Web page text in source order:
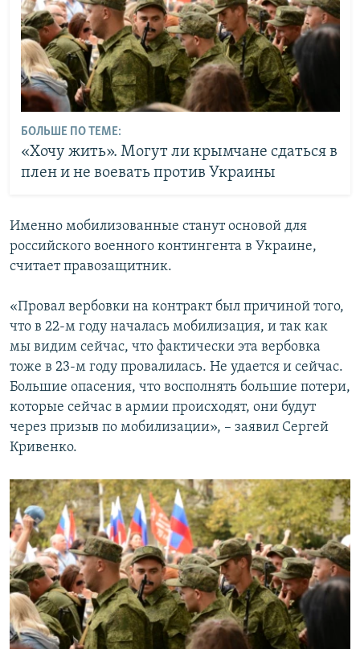
БОЛЬШЕ ПО ТЕМЕ:
«Хочу жить». Могут ли крымчане сдаться в
плен и не воевать против Украины
Именно мобилизованные станут основой для
российского военного контингента в Украине,
считает правозащитник.
«Провал вербовки на контракт был причиной того,
что в 22-м году началась мобилизация, и так как
мы видим сейчас, что фактически эта вербовка
тоже в 23-м году провалилась. Не удается и сейчас.
Большие опасения, что восполнять большие потери,
которые сейчас в армии происходят, они будут
через призыв по мобилизации», – заявил Сергей
Кривенко.